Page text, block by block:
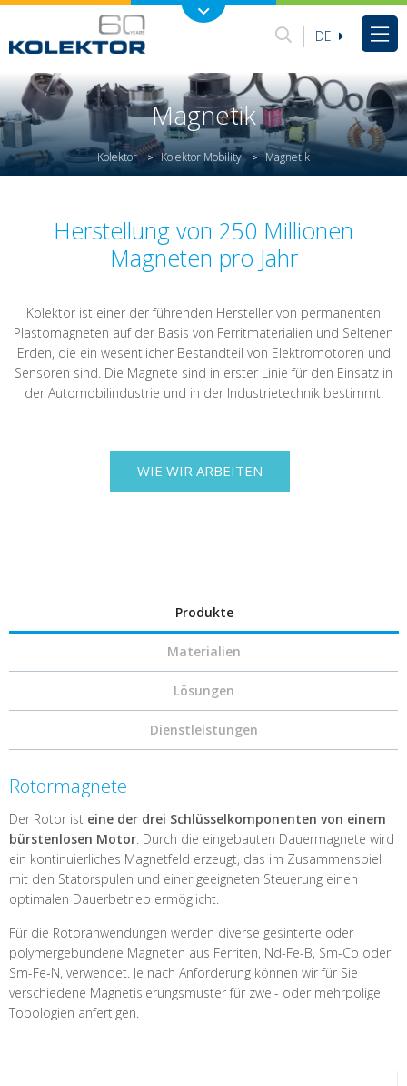
DE
Magnetik
Kolektor > Kolektor Mobility > Magnetik
Herstellung von 250 Millionen
Magneten pro Jahr
Kolektor ist einer der führenden Hersteller von permanenten
Plastomagneten auf der Basis von Ferritmaterialien und Seltenen
Erden, die ein wesentlicher Bestandteil von Elektromotoren und
Sensoren sind. Die Magnete sind in erster Linie für den Einsatz in
der Automobilindustrie und in der Industrietechnik bestimmt.
WIE WIR ARBEITEN
Produkte
Materialien
Lösungen
Dienstleistungen
Rotormagnete
Der Rotor ist eine der drei Schlüsselkomponenten von einem
bürstenlosen Motor. Durch die eingebauten Dauermagnete wird
ein kontinuierliches Magnetfeld erzeugt, das im Zusammenspiel
mit den Statorspulen und einer geeigneten Steuerung einen
optimalen Dauerbetrieb ermöglicht.
Für die Rotoranwendungen werden diverse gesinterte oder
polymergebundene Magneten aus Ferriten, Nd-Fe-B, Sm-Co oder
Sm-Fe-N, verwendet. Je nach Anforderung können wir für Sie
verschiedene Magnetisierungsmuster für zwei- oder mehrpolige
Topologien anfertigen.